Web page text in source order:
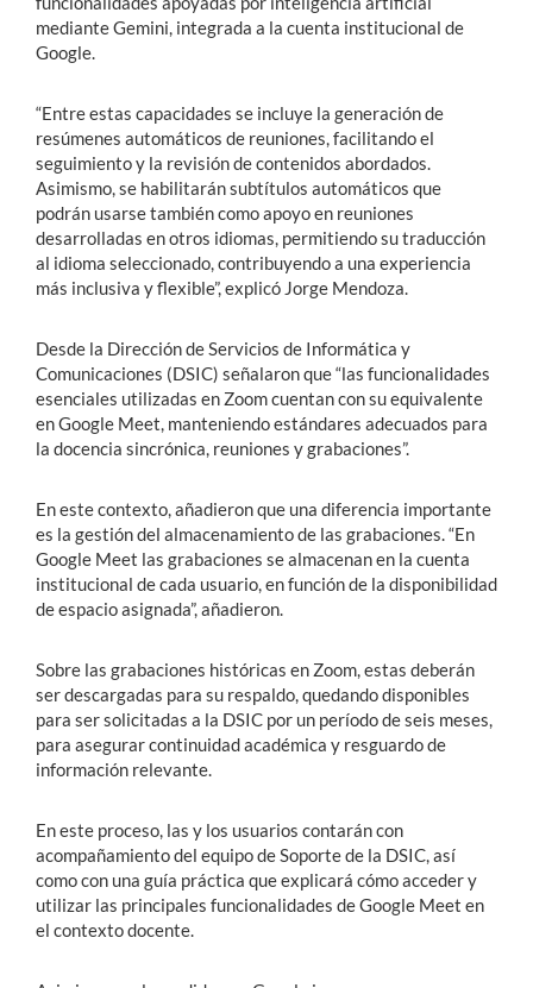
mediante Gemini, integrada a la cuenta institucional de
Google.
“Entre estas capacidades se incluye la generación de
resúmenes automáticos de reuniones, facilitando el
seguimiento y la revisión de contenidos abordados.
Asimismo, se habilitarán subtítulos automáticos que
podrán usarse también como apoyo en reuniones
desarrolladas en otros idiomas, permitiendo su traducción
al idioma seleccionado, contribuyendo a una experiencia
más inclusiva y flexible”, explicó Jorge Mendoza.
Desde la Dirección de Servicios de Informática y
Comunicaciones (DSIC) señalaron que “las funcionalidades
esenciales utilizadas en Zoom cuentan con su equivalente
en Google Meet, manteniendo estándares adecuados para
la docencia sincrónica, reuniones y grabaciones”.
En este contexto, añadieron que una diferencia importante
es la gestión del almacenamiento de las grabaciones. “En
Google Meet las grabaciones se almacenan en la cuenta
institucional de cada usuario, en función de la disponibilidad
de espacio asignada”, añadieron.
Sobre las grabaciones históricas en Zoom, estas deberán
ser descargadas para su respaldo, quedando disponibles
para ser solicitadas a la DSIC por un período de seis meses,
para asegurar continuidad académica y resguardo de
información relevante.
En este proceso, las y los usuarios contarán con
acompañamiento del equipo de Soporte de la DSIC, así
como con una guía práctica que explicará cómo acceder y
utilizar las principales funcionalidades de Google Meet en
el contexto docente.